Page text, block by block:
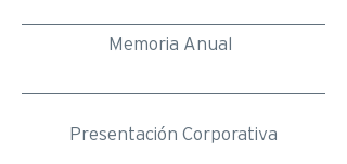
Memoria Anual
Presentación Corporativa